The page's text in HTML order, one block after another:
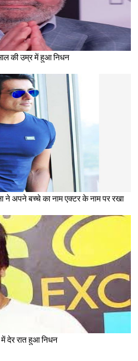
की उम्र में हुआ निधन
क्या है ? महिला ने अपने बच्चे का नाम एक्टर के नाम पर रखा
की उम्र में देर रात हुआ निधन